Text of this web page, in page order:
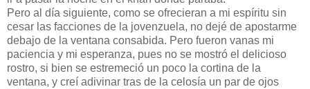
Pero al día siguiente, como se ofrecieran a mi espíritu sin
cesar las facciones de la jovenzuela, no dejé de apostarme
debajo de la ventana consabida. Pero fueron vanas mi
paciencia y mi esperanza, pues no se mostró el delicioso
rostro, si bien se estremeció un poco la cortina de la
ventana, y creí adivinar tras de la celosía un par de ojos